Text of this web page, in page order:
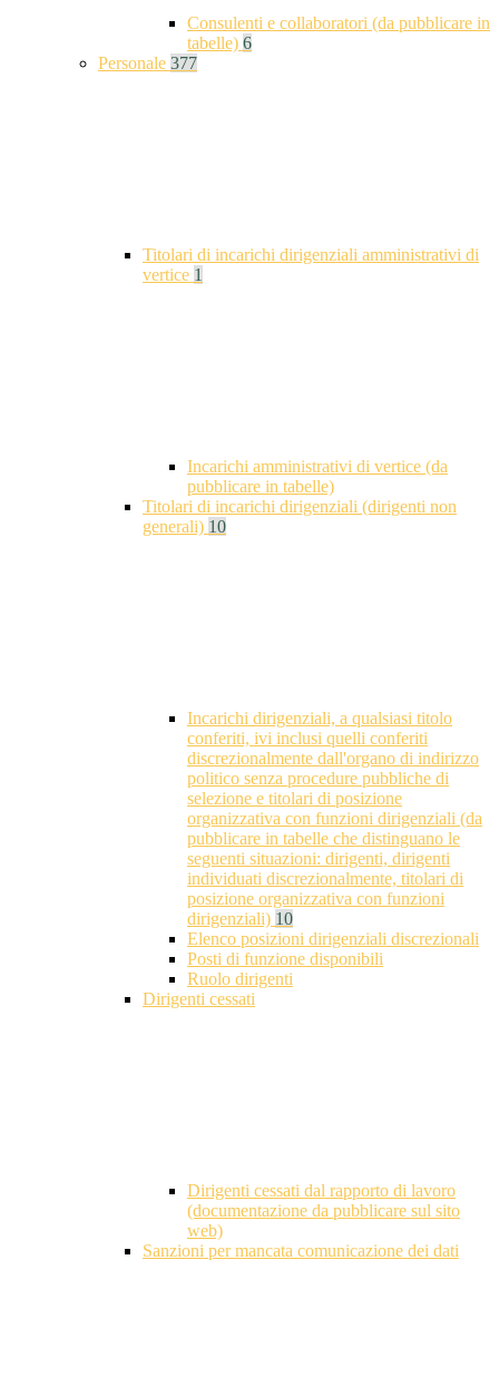
Consulenti e collaboratori (da pubblicare in
tabelle) 6
Personale 377
Titolari di incarichi dirigenziali amministrativi di
vertice 1
Incarichi amministrativi di vertice (da
pubblicare in tabelle)
Titolari di incarichi dirigenziali (dirigenti non
generali) 10
Incarichi dirigenziali, a qualsiasi titolo
conferiti, ivi inclusi quelli conferiti
discrezionalmente dall'organo di indirizzo
politico senza procedure pubbliche di
selezione e titolari di posizione
organizzativa con funzioni dirigenziali (da
pubblicare in tabelle che distinguano le
seguenti situazioni: dirigenti, dirigenti
individuati discrezionalmente, titolari di
posizione organizzativa con funzioni
dirigenziali) 10
Elenco posizioni dirigenziali discrezionali
Posti di funzione disponibili
Ruolo dirigenti
Dirigenti cessati
Dirigenti cessati dal rapporto di lavoro
(documentazione da pubblicare sul sito
web)
Sanzioni per mancata comunicazione dei dati